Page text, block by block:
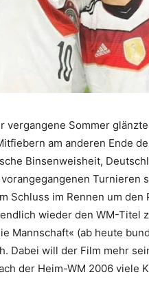
vergangene Sommer
am anderen Ende
Binsenweisheit,
Turnieren
Schluss im Rennen um
wieder den WM-Titel
Mannschaft« (ab heute
Dabei will der Film mehr
der Heim-WM 2006 viele